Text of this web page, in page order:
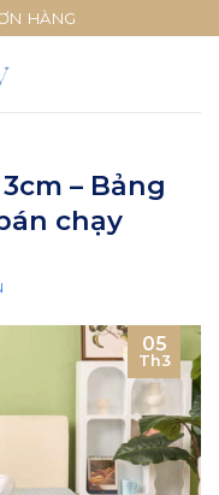
HÀNG
– Bảng
chạy
05
Th3